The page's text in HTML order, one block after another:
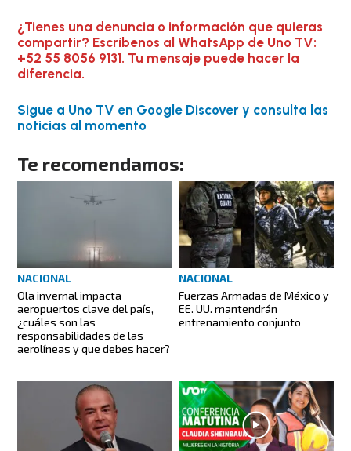
¿Tienes una denuncia o información que quieras
compartir? Escríbenos al WhatsApp de Uno TV:
+52 55 8056 9131. Tu mensaje puede hacer la
diferencia.
Sigue a Uno TV en Google Discover y consulta las
noticias al momento
Te recomendamos:
NACIONAL
Ola invernal impacta
aeropuertos clave del país,
¿cuáles son las
responsabilidades de las
aerolíneas y que debes hacer?
NACIONAL
Fuerzas Armadas de México y
EE. UU. mantendrán
entrenamiento conjunto